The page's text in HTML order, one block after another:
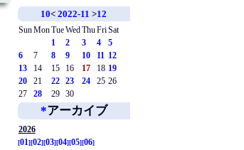
10<2022-11 >12
SunMonTueWed ThuFriSat
1
2 3 4
5
6
7 8 9 10 11
12
13
14 15 16 17 18 19
20
21 22 23 24 25 26
27
28 29 30
*アーカイブ
2026
01
02 03 04 05 06